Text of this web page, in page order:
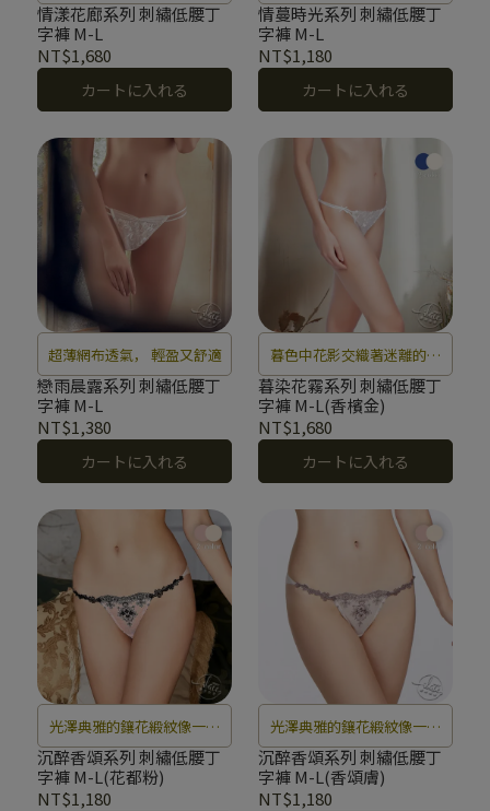
雅，走入盪漾著真摯情感的
浪漫花廊。
情漾花廊系列 刺繡低腰丁
字褲 M-L
NT$1,680
カートに入れる
廷式的浪漫，交織出美好的
情蔓時光系列 刺繡低腰丁
字褲 M-L
NT$1,180
カートに入れる
超薄網布透氣， 輕盈又舒適
戀雨晨露系列 刺繡低腰丁
字褲 M-L
NT$1,380
カートに入れる
暮色中花影交織著迷離的霧
氣，營造出深邃而浪漫的迷
人韻味。
暮染花霧系列 刺繡低腰丁
字褲 M-L(香檳金)
NT$1,680
カートに入れる
光澤典雅的鑲花緞紋像一場
夢幻的花都盛宴，奏響一曲
令人沉醉的婉轉香頌。
沉醉香頌系列 刺繡低腰丁
字褲 M-L(花都粉)
NT$1,180
光澤典雅的鑲花緞紋像一場
夢幻的花都盛宴，奏響一曲
令人沉醉的婉轉香頌。
沉醉香頌系列 刺繡低腰丁
字褲 M-L(香頌膚)
NT$1,180